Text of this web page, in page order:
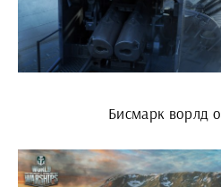
Бисмарк ворлд